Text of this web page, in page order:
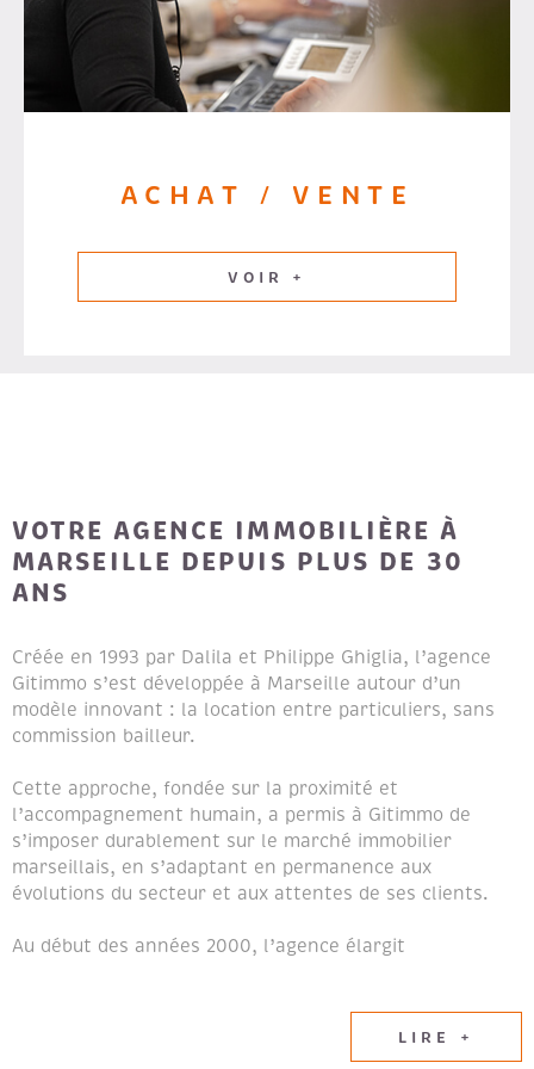
ACHAT / VENTE
VOIR +
VOTRE AGENCE IMMOBILIÈRE À
MARSEILLE DEPUIS PLUS DE 30
ANS
Créée en 1993 par Dalila et Philippe Ghiglia, l’agence
Gitimmo s’est développée à Marseille autour d’un
modèle innovant : la location entre particuliers, sans
commission bailleur.
Cette approche, fondée sur la proximité et
l’accompagnement humain, a permis à Gitimmo de
s’imposer durablement sur le marché immobilier
marseillais, en s’adaptant en permanence aux
évolutions du secteur et aux attentes de ses clients.
Au début des années 2000, l’agence élargit
LIRE +